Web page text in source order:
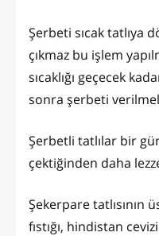
Şerbeti sıcak tatlıya
çıkmaz bu işlem
sıcaklığı geçecek
sonra şerbeti
Şerbetli tatlılar bir
çektiğinden daha
Şekerpare tatlısının
fıstığı, hindistan